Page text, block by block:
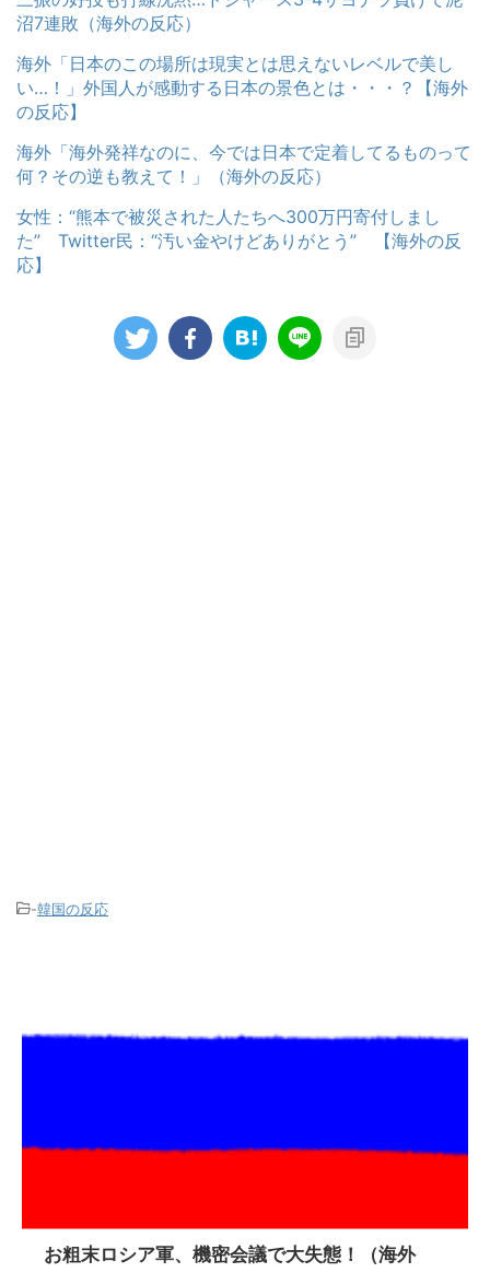
沼7連敗（海外の反応）
海外「日本のこの場所は現実とは思えないレベルで美し
い…！」外国人が感動する日本の景色とは・・・？【海外
の反応】
海外「海外発祥なのに、今では日本で定着してるものって
何？その逆も教えて！」（海外の反応）
女性：“熊本で被災された人たちへ300万円寄付しまし
た” Twitter民：“汚い金やけどありがとう” 【海外の反
応】
-韓国の反応
お粗末ロシア軍、機密会議で大失態！（海外